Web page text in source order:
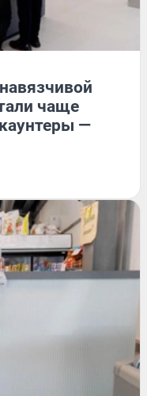
чаще
—